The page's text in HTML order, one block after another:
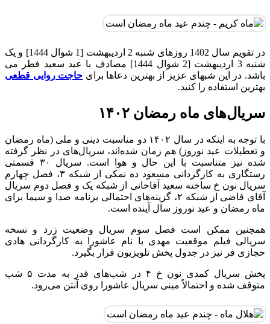
در تقویم سال 1402 روزهای شنبه 2 اردیبهشت [1 شوال 1444] و یک
شنبه 3 اردیبهشت [2 شوال 1444] مصادف با عید سعید فطر می
باشد. در این شبهای عزیز از بهترین دعاها برای حاجت روایی قطعی
بهترین استفاده را کنید.
سریال‌های ماه رمضان ۱۴۰۲
با توجه به اینکه در سال ۱۴۰۲ دو مناسبت دینی و ملی (ماه رمضان
و تعطیلات عید نوروز) هم زمان شده‌اند، سریال‌های در نظر گرفته
شده نیز متناسبت با این حال و هوا است. سریال ۳۰ قسمتی
رستگاری به کارگردانی مسعود ده نمکی از شبکه ۳، فصل چهارم
سریال نون خ ساخته سعید آقاخانی از شبکه یک و فصل دوم سریال
آقای قاضی از شبکه ۲، گزینه‌های احتمالی برنامه صدا و سیما برای
ماه رمضان و عید نوروز سال آینده است.
همچنین ممکن است فصل سوم سریال وضعیت زرد و نسخه
سریالی فیلم موقعیت مهدی با نام عاشورا به کارگردانی هادی
حجازی فر نیز در جدول پخش تلویزیون قرار بگیرد.
پخش سریال کمدی نون خ ۴ در شب‌های قدر به مدت ۵ شب
متوقف شده و احتمالاً مینی سریال عاشورا روی آنتن می‌رود.